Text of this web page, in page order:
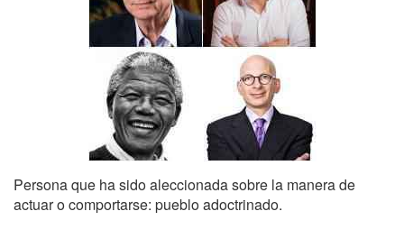
Persona que ha sido aleccionada sobre la manera de
actuar o comportarse: pueblo adoctrinado.